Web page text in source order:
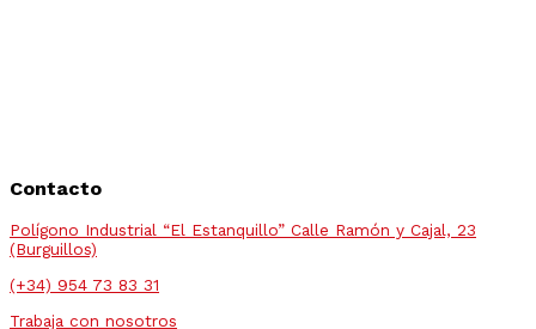
Contacto
Polígono Industrial “El Estanquillo” Calle Ramón y Cajal, 23
(Burguillos)
(+34) 954 73 83 31
Trabaja con nosotros